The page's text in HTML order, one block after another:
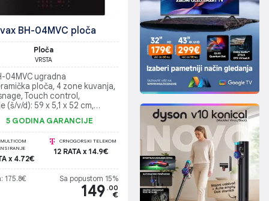
BH-04MVC ploča
Ploča
VRSTA
04MVC ugradna
ploča, 4 zone kuvanja,
Touch control,
(š/v/d): 59 x 5,1 x 52 cm,
5 GODINA GARANCIJE
MULTICOM
x 4.72€
CRNOGORSKI TELEKOM
12 RATA x 14.9€
175.8€ Sa popustom 15%
149 .00
€